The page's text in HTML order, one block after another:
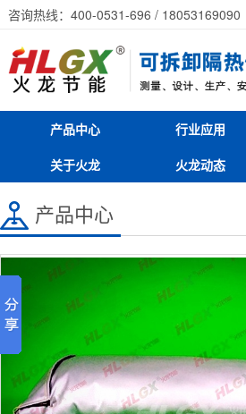
咨询热线：400-0531-696 / 18053169090
产品中心 行业应用
关于火龙
火龙动态
产品中心